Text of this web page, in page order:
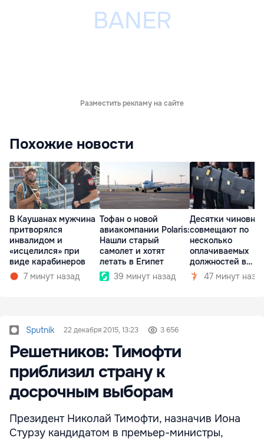
Разместить рекламу на сайте
Похожие новости
В Каушанах мужчина
притворялся
инвалидом и
«исцелился» при
виде карабинеров
7 минут назад
Тофан о новой
авиакомпании Polaris:
Нашли старый
самолет и хотят
летать в Египет
39 минут назад
Десятки
совмещают по
несколько
оплачиваемых
должностей в
госкомпаниях
47 минут
Sputnik 22 декабря 2015, 13:23 3 656
Решетников: Тимофти
приблизил страну к
досрочным выборам
Президент Николай Тимофти, назначив Иона
Стурзу кандидатом в премьер-министры,